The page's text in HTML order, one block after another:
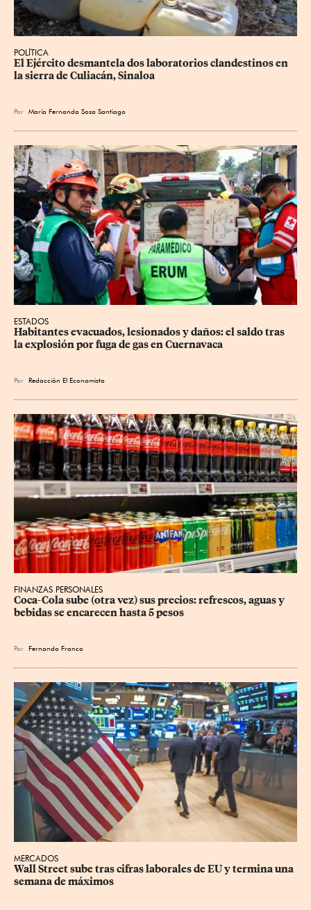
POLÍTICA
El Ejército desmantela dos laboratorios clandestinos en
la sierra de Culiacán, Sinaloa
Por María Fernanda Sosa Santiago
ESTADOS
Habitantes evacuados, lesionados y daños: el saldo tras
la explosión por fuga de gas en Cuernavaca
Por Redacción El Economista
FINANZAS PERSONALES
Coca-Cola sube (otra vez) sus precios: refrescos, aguas y
bebidas se encarecen hasta 5 pesos
Por Fernando Franco
MERCADOS
Wall Street sube tras cifras laborales de EU y termina una
semana de máximos